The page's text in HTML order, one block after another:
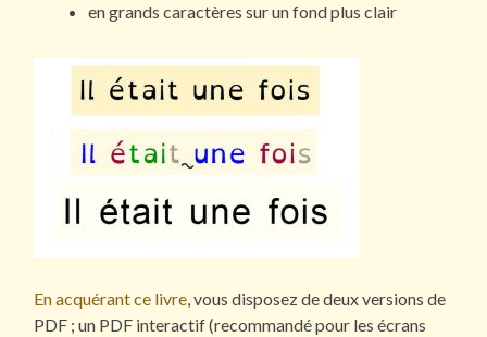
en grands caractères sur un fond plus clair
En acquérant ce livre, vous disposez de deux versions de
PDF ; un PDF interactif (recommandé pour les écrans